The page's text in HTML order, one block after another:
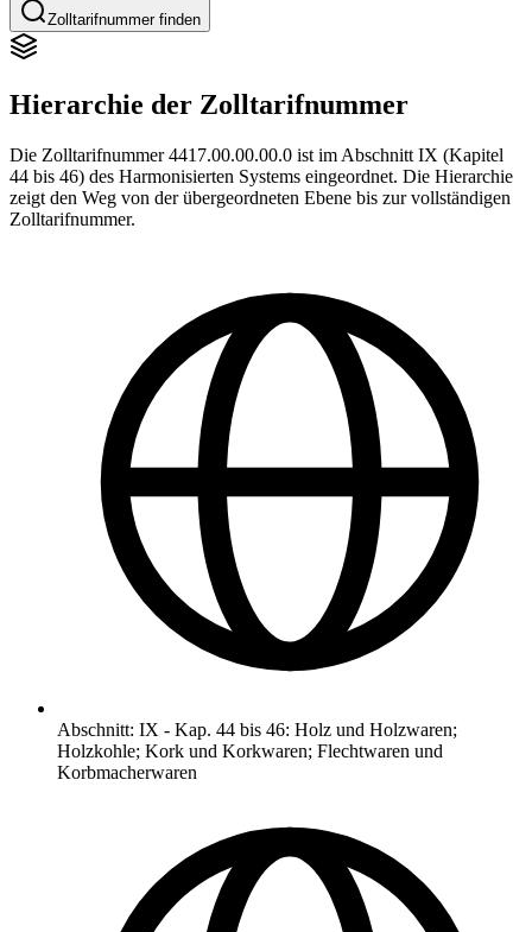
Zolltarifnummer finden
Hierarchie der Zolltarifnummer
Die Zolltarifnummer 4417.00.00.00.0 ist im Abschnitt IX (Kapitel
44 bis 46) des Harmonisierten Systems eingeordnet. Die Hierarchie
zeigt den Weg von der übergeordneten Ebene bis zur vollständigen
Zolltarifnummer.
Abschnitt: IX - Kap. 44 bis 46: Holz und Holzwaren;
Holzkohle; Kork und Korkwaren; Flechtwaren und
Korbmacherwaren